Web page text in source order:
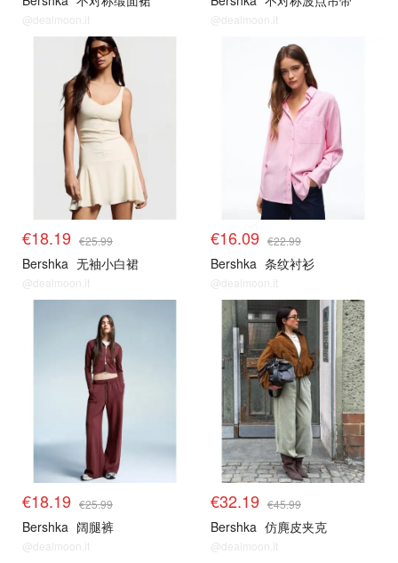
@dealmoon.it @dealmoon.it
€18.19 €25.99
Bershka 无袖小白裙
@dealmoon.it
€16.09 €22.99
Bershka 条纹衬衫
@dealmoon.it
€18.19 €25.99
Bershka 阔腿裤
@dealmoon.it
€32.19 €45.99
Bershka 仿麂皮夹克
@dealmoon.it